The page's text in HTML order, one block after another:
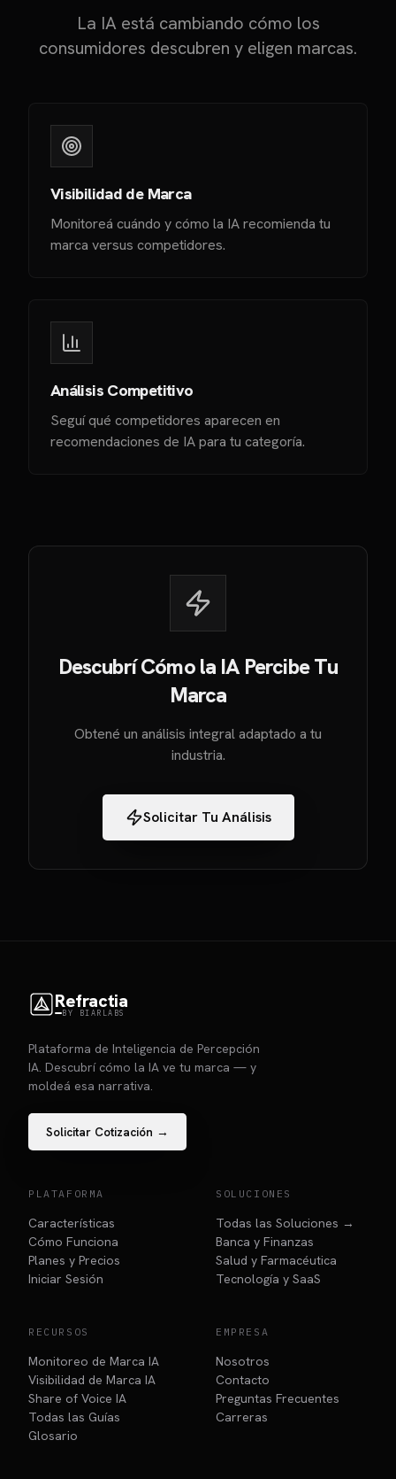
La IA está cambiando cómo los
consumidores descubren y eligen marcas.
Visibilidad de Marca
Monitoreá cuándo y cómo la IA recomienda tu
marca versus competidores.
Análisis Competitivo
Seguí qué competidores aparecen en
recomendaciones de IA para tu categoría.
Descubrí Cómo la IA Percibe Tu
Marca
Obtené un análisis integral adaptado a tu
industria.
Solicitar Tu Análisis
Refractia
BY BIARLABS
Plataforma de Inteligencia de Percepción
IA. Descubrí cómo la IA ve tu marca — y
moldeá esa narrativa.
Solicitar Cotización →
PLATAFORMA
Características
Cómo Funciona
Planes y Precios
Iniciar Sesión
SOLUCIONES
Todas las Soluciones →
Banca y Finanzas
Salud y Farmacéutica
Tecnología y SaaS
RECURSOS
Monitoreo de Marca IA
Visibilidad de Marca IA
Share of Voice IA
Todas las Guías
Glosario
EMPRESA
Nosotros
Contacto
Preguntas Frecuentes
Carreras